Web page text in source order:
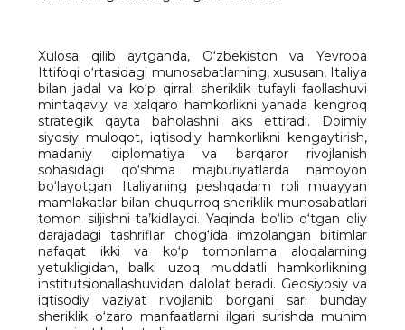
Xulosa qilib aytganda, O‘zbekiston va Yevropa
Ittifoqi o‘rtasidagi munosabatlarning, xususan, Italiya
bilan jadal va ko‘p qirrali sheriklik tufayli faollashuvi
mintaqaviy va xalqaro hamkorlikni yanada kengroq
strategik qayta baholashni aks ettiradi. Doimiy
siyosiy muloqot, iqtisodiy hamkorlikni kengaytirish,
madaniy diplomatiya va barqaror rivojlanish
sohasidagi qo‘shma majburiyatlarda namoyon
bo‘layotgan Italiyaning peshqadam roli muayyan
mamlakatlar bilan chuqurroq sheriklik munosabatlari
tomon siljishni ta’kidlaydi. Yaqinda bo‘lib o‘tgan oliy
darajadagi tashriflar chog‘ida imzolangan bitimlar
nafaqat ikki va ko‘p tomonlama aloqalarning
yetukligidan, balki uzoq muddatli hamkorlikning
institutsionallashuvidan dalolat beradi. Geosiyosiy va
iqtisodiy vaziyat rivojlanib borgani sari bunday
sheriklik o‘zaro manfaatlarni ilgari surishda muhim